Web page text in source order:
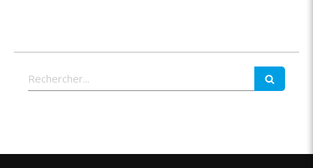
Rechercher